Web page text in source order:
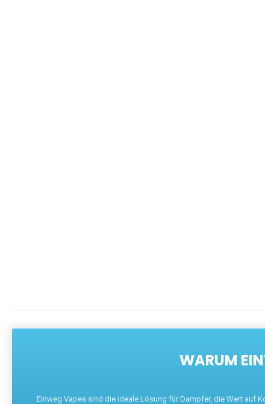
WARUM
Einweg Vapes sind die ideale Lösung für Dampfer, die Wert auf